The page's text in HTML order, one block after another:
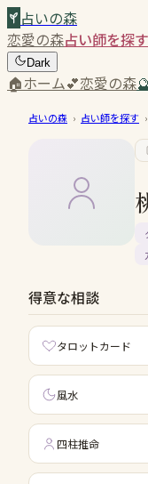
占いの森
恋愛の森占い師を探す
Dark
🏠ホーム💕恋愛の森🔮
占いの森 › 占い師を探す ›
得意な相談
タロットカード
風水
四柱推命